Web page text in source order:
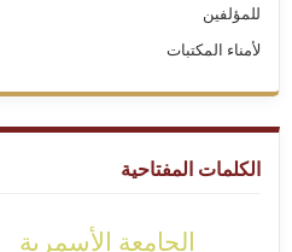
للمؤلفين
لأمناء المكتبات
الكلمات المفتاحية
الجامعة الأسمرية